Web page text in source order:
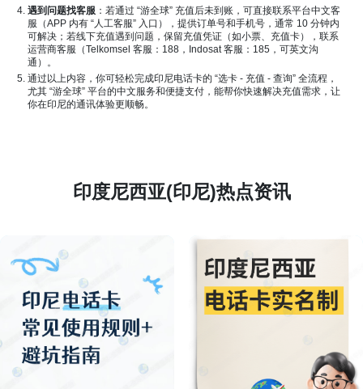
遇到问题找客服 ：若通过 “游全球” 充值后未到账，可直接联系平台中文客
服（APP 内有 “人工客服” 入口），提供订单号和手机号，通常 10 分钟内
可解决；若线下充值遇到问题，保留充值凭证（如小票、充值卡），联系
运营商客服（Telkomsel 客服：188，Indosat 客服：185，可英文沟
通）。
通过以上内容，你可轻松完成印尼电话卡的 “选卡 - 充值 - 查询” 全流程，
尤其 “游全球” 平台的中文服务和便捷支付，能帮你快速解决充值需求，让
你在印尼的通讯体验更顺畅。
印度尼西亚(印尼)热点资讯